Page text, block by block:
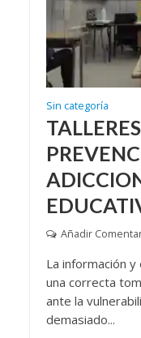
Sin categoría
Añadir
La información
una correcta
ante la
demasiado...